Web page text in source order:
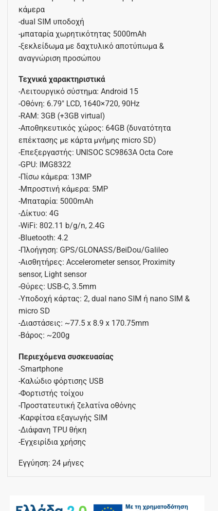
κάμερα
-dual SIM υποδοχή
-μπαταρία χωρητικότητας 5000mAh
-ξεκλείδωμα με δαχτυλικό αποτύπωμα &
αναγνώριση προσώπου
Τεχνικά χαρακτηριστικά
-Λειτουργικό σύστημα: Android 15
-Οθόνη: 6.79″ LCD, 1640×720, 90Hz
-RAM: 3GB (+3GB virtual)
-Αποθηκευτικός χώρος: 64GB (δυνατότητα
επέκτασης με κάρτα μνήμης micro SD)
-Επεξεργαστής: UNISOC SC9863A Octa Core
-GPU: IMG8322
-Πίσω κάμερα: 13MP
-Μπροστινή κάμερα: 5MP
-Μπαταρία: 5000mAh
-Δίκτυο: 4G
-WiFi: 802.11 b/g/n, 2.4G
-Bluetooth: 4.2
-Πλοήγηση: GPS/GLONASS/BeiDou/Galileo
-Αισθητήρες: Accelerometer sensor, Proximity
sensor, Light sensor
-Θύρες: USB-C, 3.5mm
-Υποδοχή κάρτας: 2, dual nano SIM ή nano SIM &
micro SD
-Διαστάσεις: ~77.5 x 8.9 x 170.75mm
-Βάρος: ~200g
Περιεχόμενα συσκευασίας
-Smartphone
-Καλώδιο φόρτισης USB
-Φορτιστής τοίχου
-Προστατευτική ζελατίνα οθόνης
-Καρφίτσα εξαγωγής SIM
-Διάφανη TPU θήκη
-Εγχειρίδια χρήσης
Εγγύηση: 24 μήνες